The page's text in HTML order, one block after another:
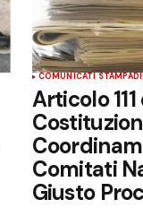
COMUNICATI STAMPA
Articolo
Comitati
Giusto